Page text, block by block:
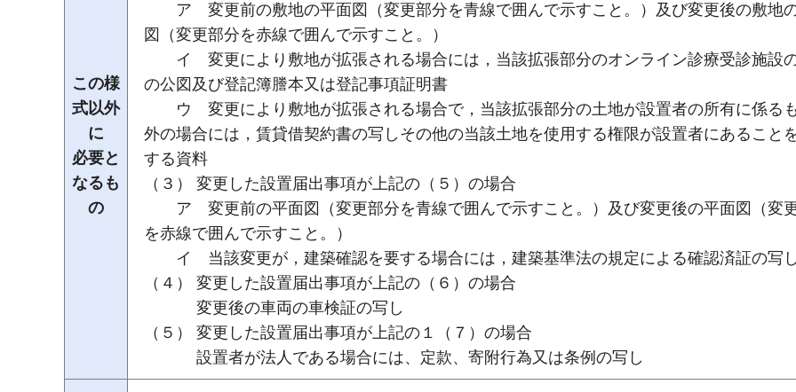
この様
式以外
に
必要と
なるも
の
ア 変更前の敷地の平面図（変更部分を青線で囲んで示すこと。）及び変更後の敷地
図（変更部分を赤線で囲んで示すこと。）
イ 変更により敷地が拡張される場合には，当該拡張部分のオンライン診療受診施設
の公図及び登記簿謄本又は登記事項証明書
ウ 変更により敷地が拡張される場合で，当該拡張部分の土地が設置者の所有に係る
外の場合には，賃貸借契約書の写しその他の当該土地を使用する権限が設置者にあること
する資料
（３） 変更した設置届出事項が上記の（５）の場合
ア 変更前の平面図（変更部分を青線で囲んで示すこと。）及び変更後の平面図（変
を赤線で囲んで示すこと。）
イ 当該変更が，建築確認を要する場合には，建築基準法の規定による確認済証の写
（４） 変更した設置届出事項が上記の（６）の場合
変更後の車両の車検証の写し
（５） 変更した設置届出事項が上記の１（７）の場合
設置者が法人である場合には、定款、寄附行為又は条例の写し